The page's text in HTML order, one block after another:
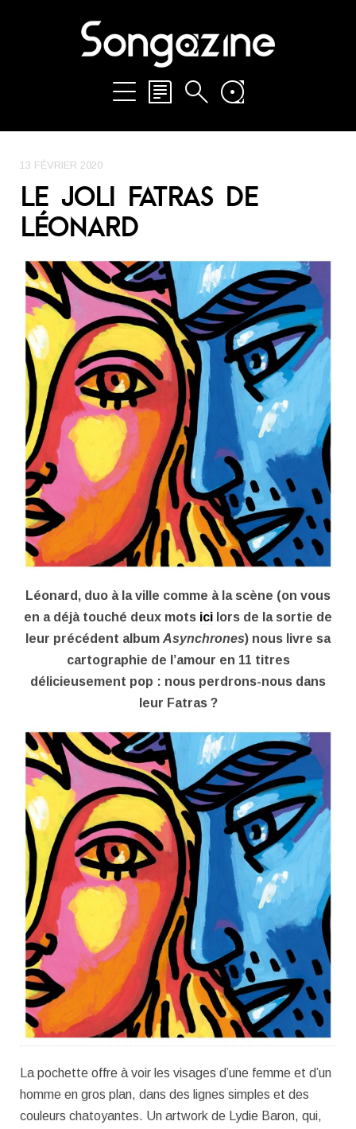
13 FÉVRIER 2020
LE JOLI FATRAS DE
LÉONARD
Léonard, duo à la ville comme à la scène (on vous
en a déjà touché deux mots ici lors de la sortie de
leur précédent album Asynchrones) nous livre sa
cartographie de l’amour en 11 titres
délicieusement pop : nous perdrons-nous dans
leur Fatras ?
La pochette offre à voir les visages d’une femme et d’un
homme en gros plan, dans des lignes simples et des
couleurs chatoyantes. Un artwork de Lydie Baron, qui,